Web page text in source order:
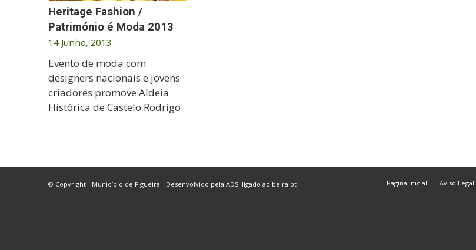
Heritage Fashion /
Património é Moda 2013
14 Junho, 2013
Evento de moda com
designers nacionais e jovens
criadores promove Aldeia
Histórica de Castelo Rodrigo
© Copyright - Município de Figueira - Desenvolvido pela ADSI ligado ao beira.pt Página Inicial Aviso Legal